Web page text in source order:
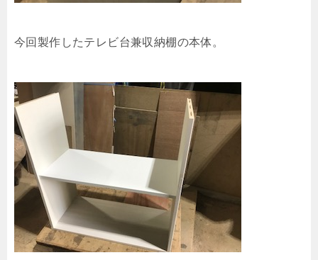
今回製作したテレビ台兼収納棚の本体。